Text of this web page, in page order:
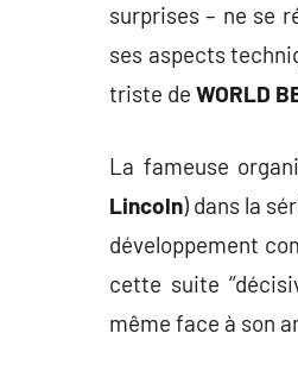
surprises – ne se
ses aspects
triste de WORLD
La fameuse
Lincoln) dans la
développement
cette suite
même face à son